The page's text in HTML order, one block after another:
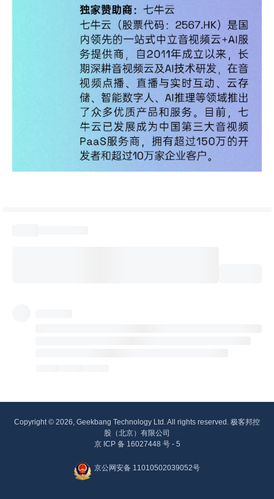
Copyright © 2026, Geekbang Technology Ltd. All rights reserved. 极客邦控
股（北京）有限公司
京 ICP 备 16027448 号 - 5
京公网安备 11010502039052号